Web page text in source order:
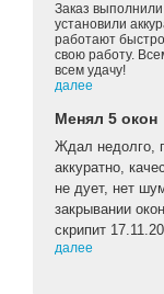
Заказ
установили
работают
свою работу.
всем удачу!
далее
Менял 5 окон
Ждал недолго,
аккуратно,
не дует, нет
закрывании
скрипит
далее